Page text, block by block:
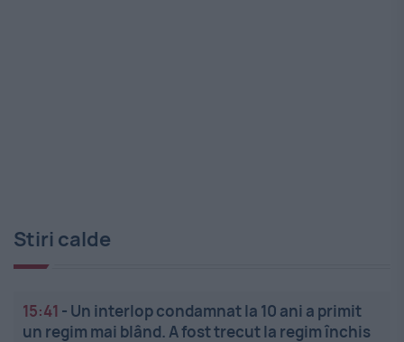
Stiri calde
15:41 - Un interlop condamnat la 10 ani a primit
un regim mai blând. A fost trecut la regim închis